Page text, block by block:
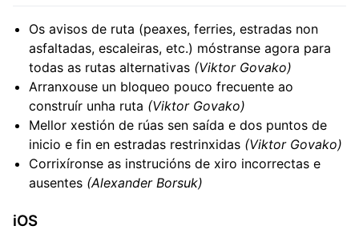
Os avisos de ruta (peaxes, ferries, estradas non
asfaltadas, escaleiras, etc.) móstranse agora para
todas as rutas alternativas (Viktor Govako)
Arranxouse un bloqueo pouco frecuente ao
construír unha ruta (Viktor Govako)
Mellor xestión de rúas sen saída e dos puntos de
inicio e fin en estradas restrinxidas (Viktor Govako)
Corrixíronse as instrucións de xiro incorrectas e
ausentes (Alexander Borsuk)
iOS